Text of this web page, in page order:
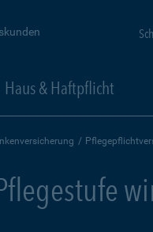
Haus & Haftpflicht